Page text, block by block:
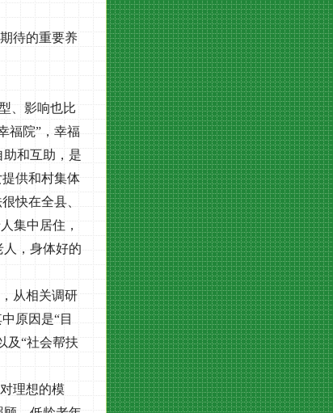
待的重要养
、影响也比
福院”，幸福
和互助，是
供和村集体
快在全县、
集中居住，
，身体好的
从相关调研
原因是“目
及“社会帮扶
理想的模